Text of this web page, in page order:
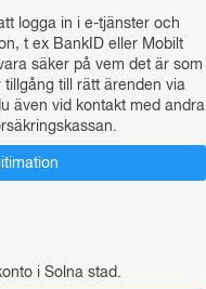
logga in i e-tjänster och
t ex BankID eller Mobilt
säker på vem det är som
till rätt ärenden via
även vid kontakt med andra
i Solna stad.